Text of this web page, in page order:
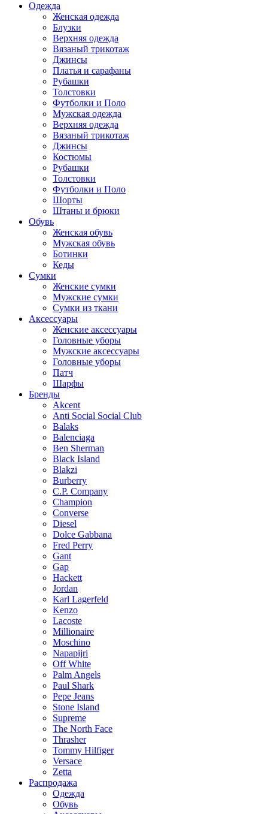
Одежда
Женская одежда
Блузки
Верхняя одежда
Вязаный трикотаж
Джинсы
Платья и сарафаны
Рубашки
Толстовки
Футболки и Поло
Мужская одежда
Верхняя одежда
Вязаный трикотаж
Джинсы
Костюмы
Рубашки
Толстовки
Футболки и Поло
Шорты
Штаны и брюки
Обувь
Женская обувь
Мужская обувь
Ботинки
Кеды
Сумки
Женские сумки
Мужские сумки
Сумки из ткани
Аксессуары
Женские аксессуары
Головные уборы
Мужские аксессуары
Головные уборы
Патч
Шарфы
Бренды
Akcent
Anti Social Social Club
Balaks
Balenciaga
Ben Sherman
Black Island
Blakzi
Burberry
C.P. Company
Champion
Converse
Diesel
Dolce Gabbana
Fred Perry
Gant
Gap
Hackett
Jordan
Karl Lagerfeld
Kenzo
Lacoste
Millionaire
Moschino
Napapijri
Off White
Palm Angels
Paul Shark
Pepe Jeans
Stone Island
Supreme
The North Face
Thrasher
Tommy Hilfiger
Versace
Zetta
Распродажа
Одежда
Обувь